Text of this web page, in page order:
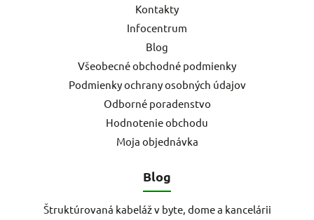
Kontakty
Infocentrum
Blog
Všeobecné obchodné podmienky
Podmienky ochrany osobných údajov
Odborné poradenstvo
Hodnotenie obchodu
Moja objednávka
Blog
Štruktúrovaná kabeláž v byte, dome a kancelárii